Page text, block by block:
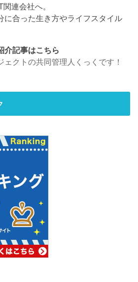
連会社へ。
に合った生き方やライフスタイル
介記事はこちら
ェクトの共同管理人くっくです！